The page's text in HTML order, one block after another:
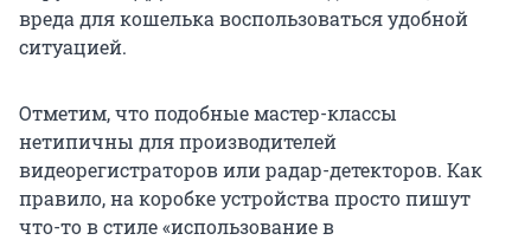
вреда для кошелька воспользоваться удобной
ситуацией.
Отметим, что подобные мастер-классы
нетипичны для производителей
видеорегистраторов или радар-детекторов. Как
правило, на коробке устройства просто пишут
что-то в стиле «использование в